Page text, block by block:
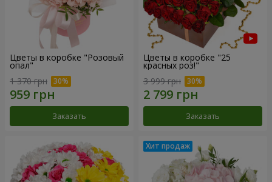
Цветы в коробке "Розовый
опал"
1 370 грн
Заказать
Цветы в коробке "25
красных роз!"
3 999 грн
Заказать